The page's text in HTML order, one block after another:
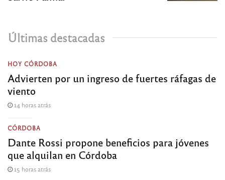
Últimas destacadas
HOY CÓRDOBA
Advierten por un ingreso de fuertes ráfagas de
viento
14 horas atrás
CÓRDOBA
Dante Rossi propone beneficios para jóvenes
que alquilan en Córdoba
15 horas atrás